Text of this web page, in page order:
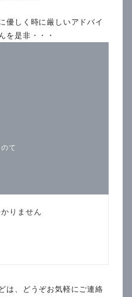
優しく時に厳しいアドバイ
を是非・・・
は、どうぞお気軽にご連絡